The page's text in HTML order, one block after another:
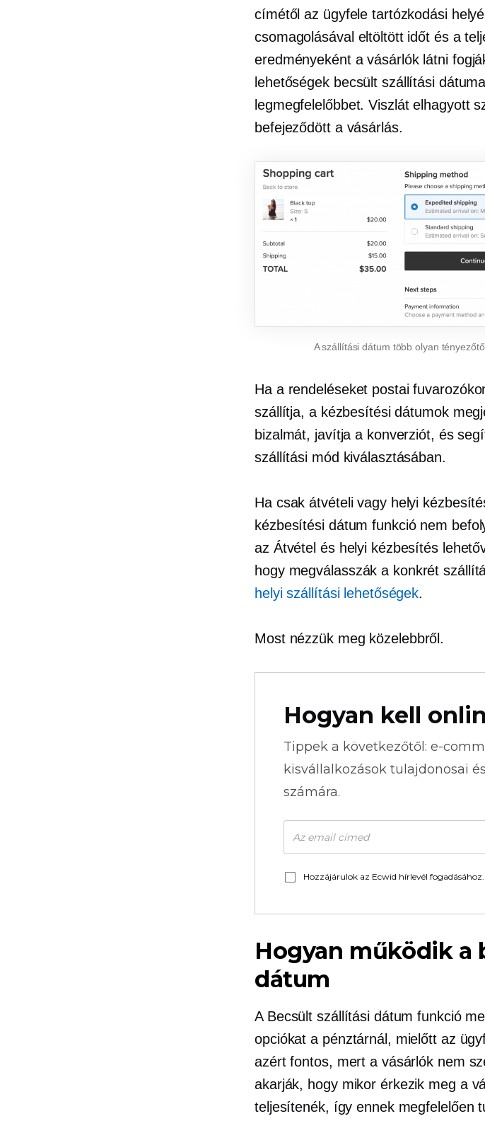
címétől az ügyfele tartózkodási
csomagolásával eltöltött időt és a
eredményeként a vásárlók látni
lehetőségek becsült szállítási
legmegfelelőbbet. Viszlát elhagyott
befejeződött a vásárlás.
A szállítási dátum több olyan
Ha a rendeléseket postai
szállítja, a kézbesítési dátumok
bizalmát, javítja a konverziót, és
szállítási mód kiválasztásában.
Ha csak átvételi vagy helyi
kézbesítési dátum funkció nem
az Átvétel és helyi kézbesítés
hogy megválasszák a konkrét
helyi szállítási lehetőségek.
Most nézzük meg közelebbről.
Hogyan kell
Tippek a következőtől: e-
kisvállalkozások tulajdonosai
számára.
Hozzájárulok az Ecwid hírlevél
Hogyan működik a
dátum
A Becsült szállítási dátum funkció
opciókat a pénztárnál, mielőtt az
azért fontos, mert a vásárlók nem
akarják, hogy mikor érkezik meg a
teljesítenék, így ennek megfelelően